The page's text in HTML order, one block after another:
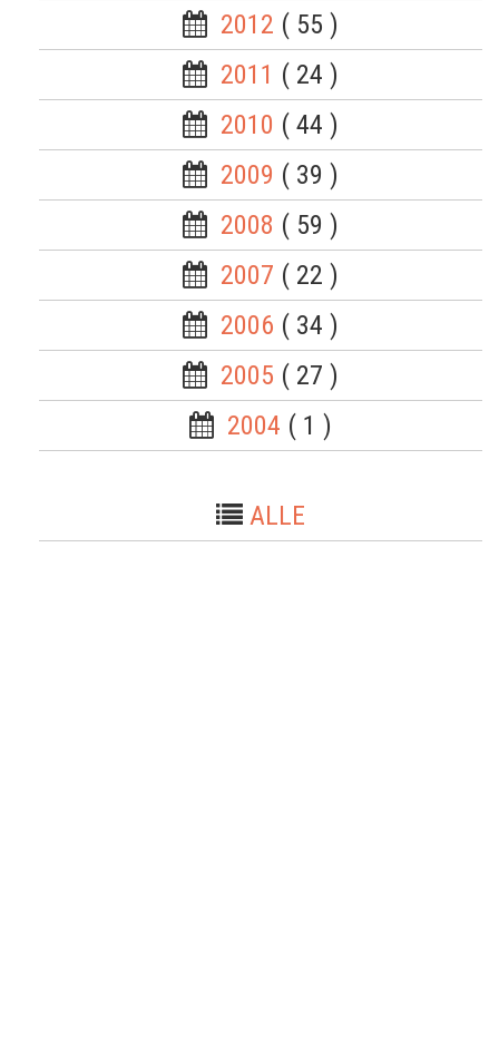
2012 ( 55 )
2011 ( 24 )
2010 ( 44 )
2009 ( 39 )
2008 ( 59 )
2007 ( 22 )
2006 ( 34 )
2005 ( 27 )
2004 ( 1 )
ALLE